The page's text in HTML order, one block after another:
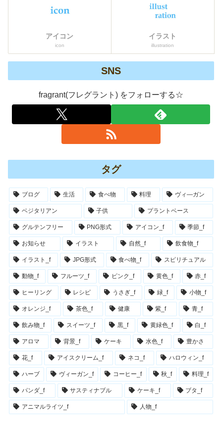
アイコン
icon
イラスト
illustration
SNS
fragrant(フレグラント) をフォローする☆
タグ
ブログ 生活 食べ物 料理 ヴィ―ガン
ベジタリアン 子供 プラントベース
グルテンフリー PNG形式 アイコン_f 季節_f
お知らせ イラスト 自然_f 飲食物_f
イラスト_f JPG形式 食べ物_f スピリチュアル
動物_f フルーツ_f ピンク_f 黄色_f 赤_f
ヒーリング レシピ うさぎ_f 緑_f 小物_f
オレンジ_f 茶色_f 健康 紫_f 青_f
飲み物_f スイーツ_f 黒_f 黄緑色_f 白_f
アロマ 背景_f ケーキ 水色_f 豊かさ
花_f アイスクリーム_f ネコ_f ハロウィン_f
ハーブ ヴィーガン_f コーヒー_f 秋_f 料理_f
パンダ_f サスティナブル ケーキ_f ブタ_f
アニマルライツ_f 人物_f